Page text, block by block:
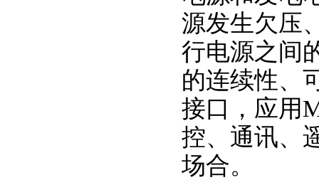
源发生欠压
行电源之间
的连续性、
接口，应用
控、通讯、
场合。